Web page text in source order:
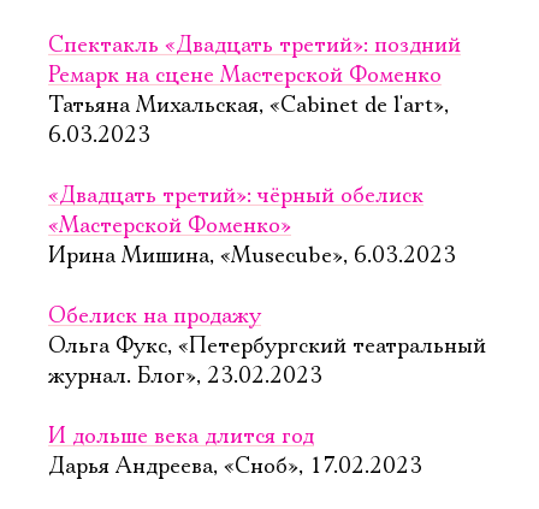
Спектакль «Двадцать третий»: поздний
Ремарк на сцене Мастерской Фоменко
Татьяна Михальская, «Cabinet de l'art»,
6.03.2023
«Двадцать третий»: чёрный обелиск
«Мастерской Фоменко»
Ирина Мишина, «Musecube», 6.03.2023
Обелиск на продажу
Ольга Фукс, «Петербургский театральный
журнал. Блог», 23.02.2023
И дольше века длится год
Дарья Андреева, «Сноб», 17.02.2023